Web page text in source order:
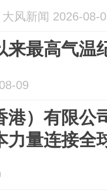
营非法赌场
超6亿港元
大风新闻 2026-08-
来最高气温
09
港）有限公
力量连接全